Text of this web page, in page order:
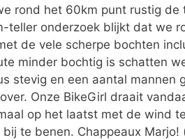
rond het 60km punt rustig de
teller onderzoek blijkt dat we
de vele scherpe bochten
minder bochtig is schatten
stevig en een aantal mannen
Onze BikeGirl draait
op het laatst met de wind
te benen. Chappeaux Marjo!